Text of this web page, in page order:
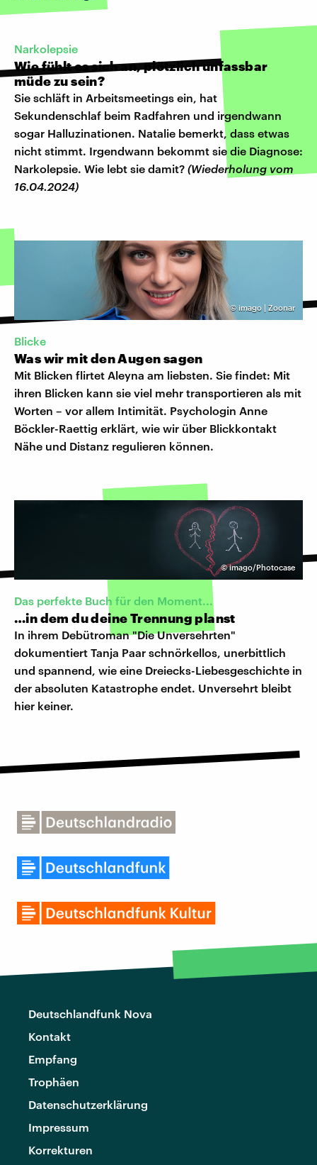
Narkolepsie
Wie fühlt es sich an, plötzlich unfassbar
müde zu sein?
Sie schläft in Arbeitsmeetings ein, hat
Sekundenschlaf beim Radfahren und irgendwann
sogar Halluzinationen. Natalie bemerkt, dass etwas
nicht stimmt. Irgendwann bekommt sie die Diagnose:
Narkolepsie. Wie lebt sie damit? (Wiederholung vom
16.04.2024)
© imago | Zoonar
Blicke
Was wir mit den Augen sagen
Mit Blicken flirtet Aleyna am liebsten. Sie findet: Mit
ihren Blicken kann sie viel mehr transportieren als mit
Worten – vor allem Intimität. Psychologin Anne
Böckler-Raettig erklärt, wie wir über Blickkontakt
Nähe und Distanz regulieren können.
©imago/Photocase
Das perfekte Buch für den Moment...
…in dem du deine Trennung planst
In ihrem Debütroman "Die Unversehrten"
dokumentiert Tanja Paar schnörkellos, unerbittlich
und spannend, wie eine Dreiecks-Liebesgeschichte in
der absoluten Katastrophe endet. Unversehrt bleibt
hier keiner.
Deutschlandfunk Nova
Kontakt
Empfang
Trophäen
Datenschutzerklärung
Impressum
Korrekturen